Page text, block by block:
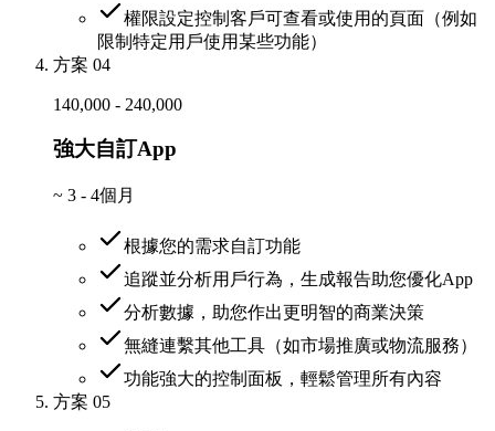
權限設定控制客戶可查看或使用的頁面（例如
限制特定用戶使用某些功能）
方案 04
140,000 - 240,000
強大自訂App
~ 3 - 4個月
根據您的需求自訂功能
追蹤並分析用戶行為，生成報告助您優化App
分析數據，助您作出更明智的商業決策
無縫連繫其他工具（如市場推廣或物流服務）
功能強大的控制面板，輕鬆管理所有內容
方案 05